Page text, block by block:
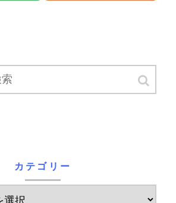
カテゴリー